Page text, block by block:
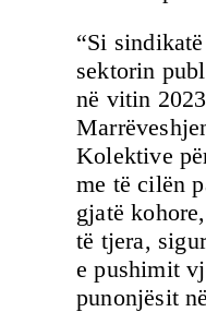
“Si
sektorin
në vitin
Kolektive
me të cilën
gjatë
të tjera,
e pushimit
punonjësit